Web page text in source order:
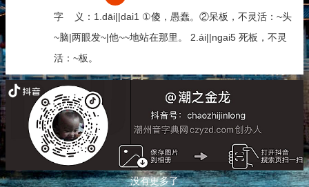
字 义：1.dāi||dai1 ①傻，愚蠢。②呆板，不灵活：~头
~脑|两眼发~|他~~地站在那里。 2.ái||ngai5 死板，不灵
活：~板。
没有更多了